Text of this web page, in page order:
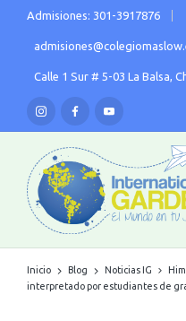
Admisiones: 301-3917876
Calle 1 Sur # 5-03 La Balsa,
Inicio Blog Noticias IG
interpretado por estudiantes de